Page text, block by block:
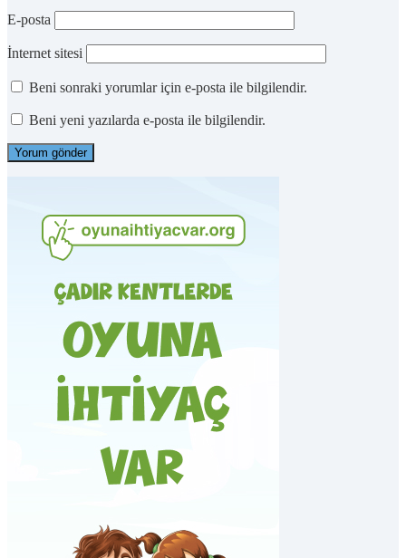
E-posta
İnternet sitesi
Beni sonraki yorumlar için e-posta ile bilgilendir.
Beni yeni yazılarda e-posta ile bilgilendir.